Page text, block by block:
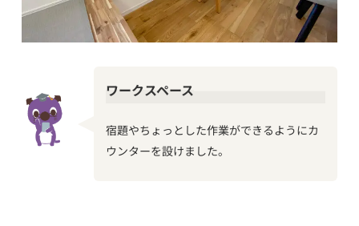
ワークスペース
宿題やちょっとした作業ができるようにカ
ウンターを設けました。